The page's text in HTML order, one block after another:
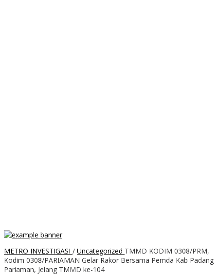
METRO INVESTIGASI / Uncategorized TMMD KODIM 0308/PRM,
Kodim 0308/PARIAMAN Gelar Rakor Bersama Pemda Kab Padang
Pariaman, Jelang TMMD ke-104